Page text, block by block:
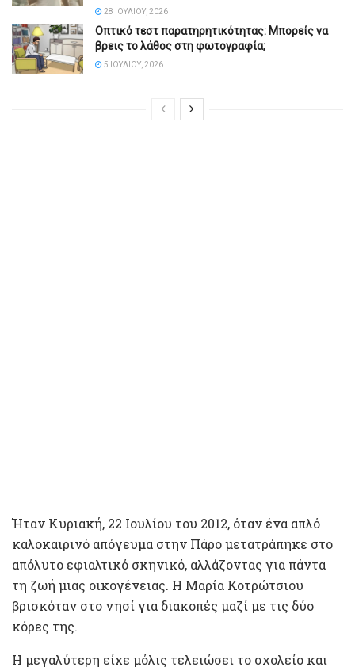
28 ΙΟΥΛΊΟΥ, 2026
Οπτικό τεστ παρατηρητικότητας: Μπορείς να
βρεις το λάθος στη φωτογραφία;
5 ΙΟΥΛΊΟΥ, 2026
Ήταν Κυριακή, 22 Ιουλίου του 2012, όταν ένα απλό
καλοκαιρινό απόγευμα στην Πάρο μετατράπηκε στο
απόλυτο εφιαλτικό σκηνικό, αλλάζοντας για πάντα
τη ζωή μιας οικογένειας. Η Μαρία Κοτρώτσιου
βρισκόταν στο νησί για διακοπές μαζί με τις δύο
κόρες της.
Η μεγαλύτερη είχε μόλις τελειώσει το σχολείο και